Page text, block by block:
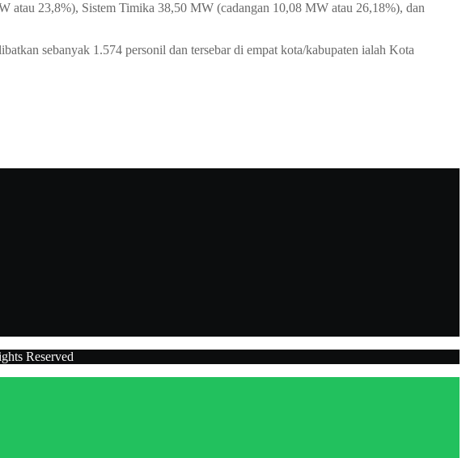
atau 23,8%), Sistem Timika 38,50 MW (cadangan 10,08 MW atau 26,18%), dan
sebanyak 1.574 personil dan tersebar di empat kota/kabupaten ialah Kota
Reserved